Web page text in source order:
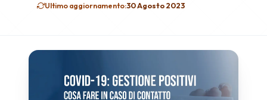
Ultimo aggiornamento:30 Agosto 2023